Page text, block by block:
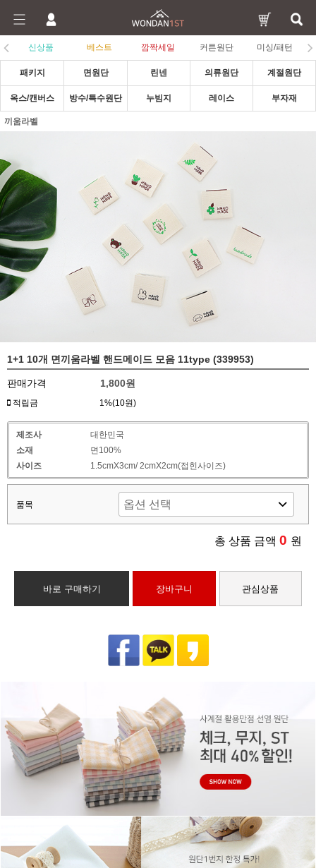
신상품 베스트 깜짝세일 커튼원단 미싱/패턴
패키지 면원단 린넨 의류원단 계절원단
옥스/캔버스 방수/특수원단 누빔지 레이스 부자재
끼움라벨
1+1 10개 면끼움라벨 핸드메이드 모음 11type (339953)
판매가격 1,800원
적립금 1%(10원)
제조사
대한민국
소재
면100%
사이즈
1.5cmX3cm/ 2cmX2cm(접힌사이즈)
품목
총 상품 금액 0 원
바로 구매하기 장바구니 관심상품